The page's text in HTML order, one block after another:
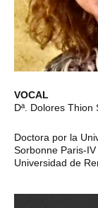
VOCAL
Dª. Dolores Thion
Doctora por la
Sorbonne Paris-
Universidad de